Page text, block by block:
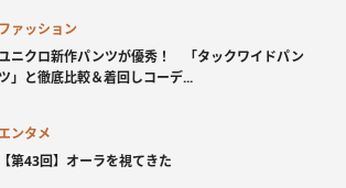
ファッション
ニクロ新作パンツが優秀！ 「タックワイドパン
ツ」と徹底比較＆着回しコーデ...
ンタメ
【第43回】オーラを視てきた